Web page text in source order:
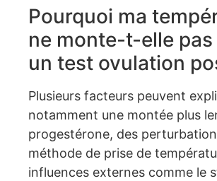
Pourquoi ma
ne monte-t-elle pas
un test ovulation
Plusieurs facteurs peuvent
notamment une montée plus
progestérone, des
méthode de prise de
influences externes comme le